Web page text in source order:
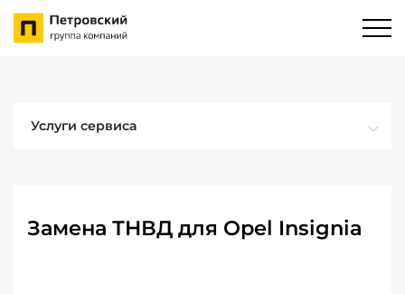
Услуги сервиса
Замена ТНВД для Opel Insignia